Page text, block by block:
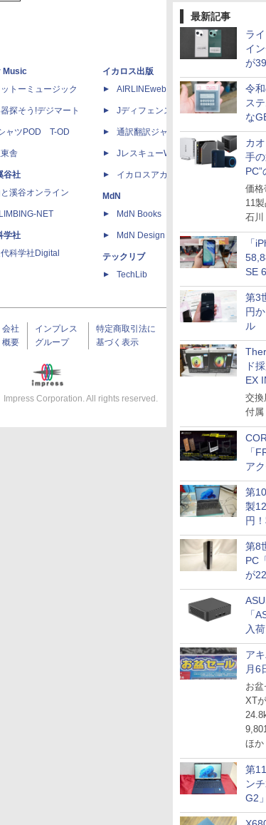
最新記事
ラ
イ
が
令
ス
な
シ
カ
手
価格
11
石川
「
SE
古B
第3
円
ル
ド
EX
に
交換
付属
「
ア
木
応
第
製
円
第8
PC
が
PC
「
入
ア
月6
お
XT
ほか
第
ン
G2
中
Music
ットーミュージック
探そう!デジマート
ャツPOD T-OD
舎
谷社
溪谷オンライン
NET
学社
科学社Digital
イカロス出版
AIRLINEweb
Jディフェンスニュース
通訳翻訳ジャーナル
JレスキューWeb
イカロスアカデミー
MdN
MdN Books
MdN Design Interactive
テックリブ
TechLib
天海社
PUBFUN
パブ
IPGネッ
Tシ
カス
tion
会社
概要
インプレス
グループ
特定商取引法に
基づく表示
Impress Corporation. All rights reserved.